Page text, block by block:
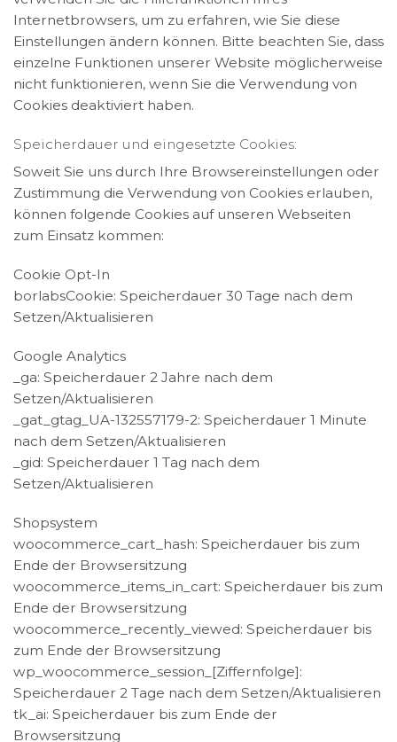
Internetbrowsers, um zu erfahren, wie Sie diese
Einstellungen ändern können. Bitte beachten Sie, dass
einzelne Funktionen unserer Website möglicherweise
nicht funktionieren, wenn Sie die Verwendung von
Cookies deaktiviert haben.
Speicherdauer und eingesetzte Cookies:
Soweit Sie uns durch Ihre Browsereinstellungen oder
Zustimmung die Verwendung von Cookies erlauben,
können folgende Cookies auf unseren Webseiten
zum Einsatz kommen:
Cookie Opt-In
borlabsCookie: Speicherdauer 30 Tage nach dem
Setzen/Aktualisieren
Google Analytics
_ga: Speicherdauer 2 Jahre nach dem
Setzen/Aktualisieren
_gat_gtag_UA-132557179-2: Speicherdauer 1 Minute
nach dem Setzen/Aktualisieren
_gid: Speicherdauer 1 Tag nach dem
Setzen/Aktualisieren
Shopsystem
woocommerce_cart_hash: Speicherdauer bis zum
Ende der Browsersitzung
woocommerce_items_in_cart: Speicherdauer bis zum
Ende der Browsersitzung
woocommerce_recently_viewed: Speicherdauer bis
zum Ende der Browsersitzung
wp_woocommerce_session_[Ziffernfolge]:
Speicherdauer 2 Tage nach dem Setzen/Aktualisieren
tk_ai: Speicherdauer bis zum Ende der
Browsersitzung